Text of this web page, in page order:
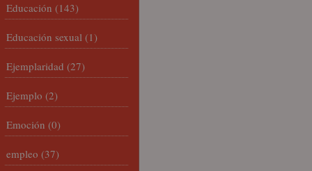
Educación (143)
Educación sexual (1)
Ejemplaridad (27)
Ejemplo (2)
Emoción (0)
empleo (37)